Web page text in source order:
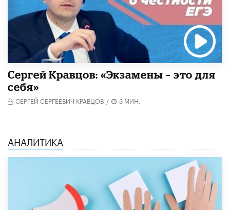
Сергей Кравцов: «Экзамены – это для
себя»
СЕРГЕЙ СЕРГЕЕВИЧ КРАВЦОВ / 3 МИН.
АНАЛИТИКА